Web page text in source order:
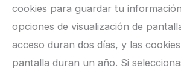
cookies para guardar tu
opciones de visualización de
acceso duran dos días, y las
pantalla duran un año. Si